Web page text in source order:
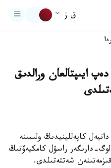
ق ز
ايىپتالعان ورالدىق
كاپەللينيدىڭ ولىمىنە
دارىگەر راسۋل كامكيەۆتىڭ
شەتتەتىلدى.